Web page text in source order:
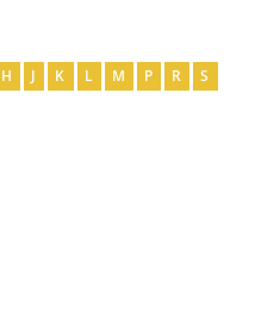
H J K L M P R
S